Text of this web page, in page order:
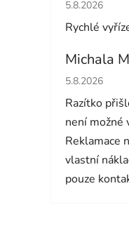
5.8.2026
Rychlé
Michala
Hodnocení
5.8.2026
Razítko
není možné
Reklamace
vlastní
pouze